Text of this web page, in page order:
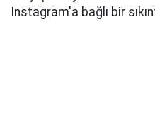
Instagram'a bağlı bir